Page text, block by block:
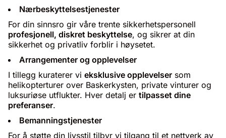
Nærbeskyttelsestjenester
For din sinnsro gir våre trente sikkerhetspersonell
profesjonell, diskret beskyttelse, og sikrer at din
sikkerhet og privatliv forblir i høysetet.
Arrangementer og opplevelser
I tillegg kuraterer vi eksklusive opplevelser som
helikopterturer over Baskerkysten, private vinturer og
luksuriøse utflukter. Hver detalj er tilpasset dine
preferanser.
Bemanningstjenester
For å støtte din livsstil tilbyr vi tilgang til et nettverk av